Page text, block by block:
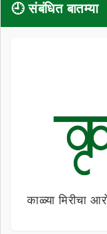
🕘 संबंधित बातम्या
काळ्या मिरीचा